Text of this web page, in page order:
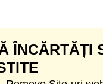
ÎNCĂRTĂȚI